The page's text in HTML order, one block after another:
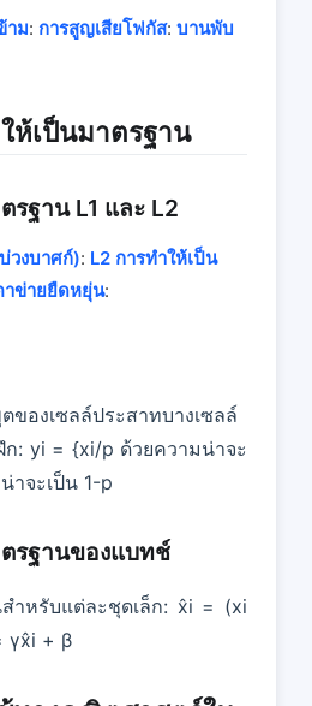
าม: การสูญเสียโฟกัส: บานพับ
ห้เป็นมาตรฐาน
รฐาน L1 และ L2
วงบาศก์): L2 การทําให้เป็น
าข่ายยืดหยุ่น:
ของเซลล์ประสาทบางเซลล์
ก: yi = {xi/p ด้วยความน่าจะ
าจะเป็น 1-p
รฐานของแบทช์
สําหรับแต่ละชุดเล็ก: x̂i = (xi
γx̂i + β